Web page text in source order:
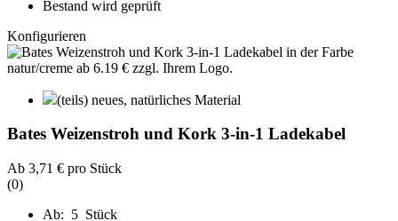
Bestand wird geprüft
Konfigurieren
(teils) neues, natürliches Material
Bates Weizenstroh und Kork 3-in-1 Ladekabel
Ab 3,71 € pro Stück
(0)
Ab: 5 Stück